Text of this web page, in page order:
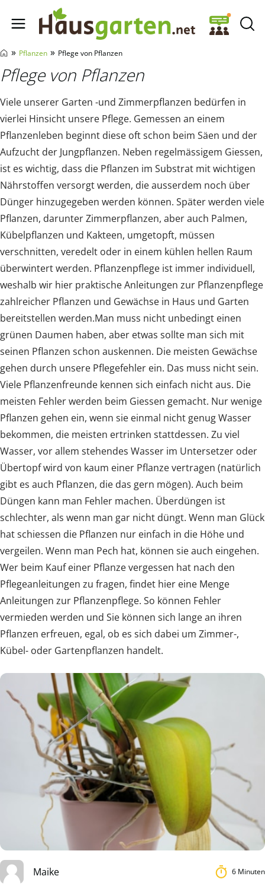
Hausgarten.net
» Pflanzen » Pflege von Pflanzen
Pflege von Pflanzen
Viele unserer Garten -und Zimmerpflanzen bedürfen in
vierlei Hinsicht unsere Pflege. Gemessen an einem
Pflanzenleben beginnt diese oft schon beim Säen und der
Aufzucht der Jungpflanzen. Neben regelmässigem Giessen,
ist es wichtig, dass die Pflanzen im Substrat mit wichtigen
Nährstoffen versorgt werden, die ausserdem noch über
Dünger hinzugegeben werden können. Später werden viele
Pflanzen, darunter Zimmerpflanzen, aber auch Palmen,
Kübelpflanzen und Kakteen, umgetopft, müssen
verschnitten, veredelt oder in einem kühlen hellen Raum
überwintert werden. Pflanzenpflege ist immer individuell,
weshalb wir hier praktische Anleitungen zur Pflanzenpflege
zahlreicher Pflanzen und Gewächse in Haus und Garten
bereitstellen werden.Man muss nicht unbedingt einen
grünen Daumen haben, aber etwas sollte man sich mit
seinen Pflanzen schon auskennen. Die meisten Gewächse
gehen durch unsere Pflegefehler ein. Das muss nicht sein.
Viele Pflanzenfreunde kennen sich einfach nicht aus. Die
meisten Fehler werden beim Giessen gemacht. Nur wenige
Pflanzen gehen ein, wenn sie einmal nicht genug Wasser
bekommen, die meisten ertrinken stattdessen. Zu viel
Wasser, vor allem stehendes Wasser im Untersetzer oder
Übertopf wird von kaum einer Pflanze vertragen (natürlich
gibt es auch Pflanzen, die das gern mögen). Auch beim
Düngen kann man Fehler machen. Überdüngen ist
schlechter, als wenn man gar nicht düngt. Wenn man Glück
hat schiessen die Pflanzen nur einfach in die Höhe und
vergeilen. Wenn man Pech hat, können sie auch eingehen.
Wer beim Kauf einer Pflanze vergessen hat nach den
Pflegeanleitungen zu fragen, findet hier eine Menge
Anleitungen zur Pflanzenpflege. So können Fehler
vermieden werden und Sie können sich lange an ihren
Pflanzen erfreuen, egal, ob es sich dabei um Zimmer-,
Kübel- oder Gartenpflanzen handelt.
Maike 6 Minuten